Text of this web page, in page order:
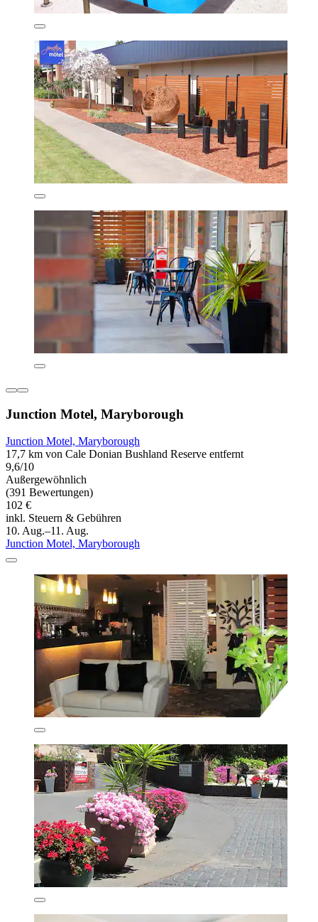
Junction Motel, Maryborough
Junction Motel, Maryborough
17,7 km von Cale Donian Bushland Reserve entfernt
9,6/10
Außergewöhnlich
(391 Bewertungen)
102 €
inkl. Steuern & Gebühren
10. Aug.–11. Aug.
Junction Motel, Maryborough